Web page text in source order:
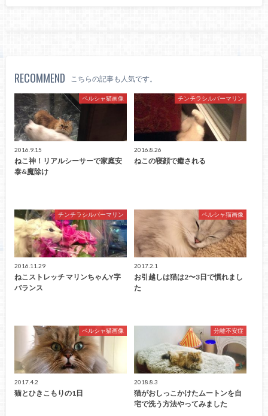
RECOMMEND こちらの記事も人気です。
ペルシャ猫画像
2016.9.15
ねこ神！リアルシーサーで家庭安
泰&魔除け
チンチラシルバーマリン
2016.8.26
ねこの寝顔で癒される
チンチラシルバーマリン
2016.11.29
ねこストレッチ マリンちゃんY字
バランス
ペルシャ猫画像
2017.2.1
お引越しは猫は2〜3日で慣れまし
た
ペルシャ猫画像
2017.4.2
猫とひきこもりの1日
分離不安症
2018.8.3
猫がおしっこかけたムートンを自
宅で洗う方法やってみました